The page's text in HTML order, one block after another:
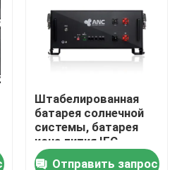
хранения аккумуляторов
48V
для хранения энергии
Штабелированная
батарея солнечной
системы, батарея
иона лития IEC
перезаряжаемые
Отправить запрос